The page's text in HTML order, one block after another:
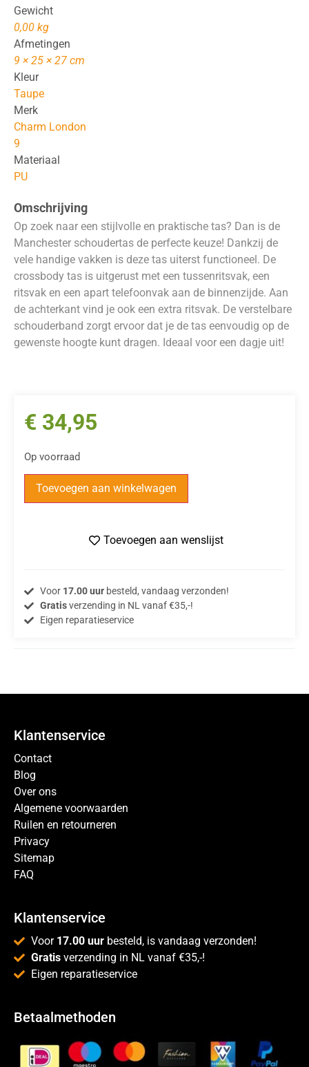
Gewicht
0,00 kg
Afmetingen
9 × 25 × 27 cm
Kleur
Taupe
Merk
Charm London
9
Materiaal
PU
Omschrijving
Op zoek naar een stijlvolle en praktische tas? Dan is de
Manchester schoudertas de perfecte keuze! Dankzij de
vele handige vakken is deze tas uiterst functioneel. De
crossbody tas is uitgerust met een tussenritsvak, een
ritsvak en een apart telefoonvak aan de binnenzijde. Aan
de achterkant vind je ook een extra ritsvak. De verstelbare
schouderband zorgt ervoor dat je de tas eenvoudig op de
gewenste hoogte kunt dragen. Ideaal voor een dagje uit!
€ 34,95
Op voorraad
Toevoegen aan winkelwagen
Toevoegen aan wenslijst
Voor 17.00 uurbesteld, vandaag verzonden!
Gratisverzending in NL vanaf €35,-!
Eigen reparatieservice
Klantenservice
Contact
Blog
Over ons
Algemene voorwaarden
Ruilen en retourneren
Privacy
Sitemap
FAQ
Klantenservice
Voor 17.00 uur besteld, is vandaag verzonden!
Gratis verzending in NL vanaf €35,-!
Eigen reparatieservice
Betaalmethoden